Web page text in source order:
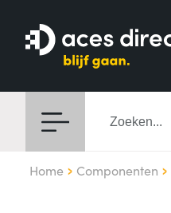
Home Componenten